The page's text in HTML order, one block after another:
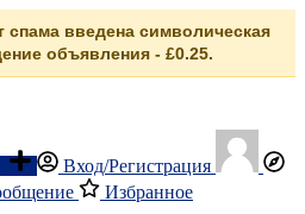
введена символическая
объявления - £0.25.
Вход/Регистрация
Избранное